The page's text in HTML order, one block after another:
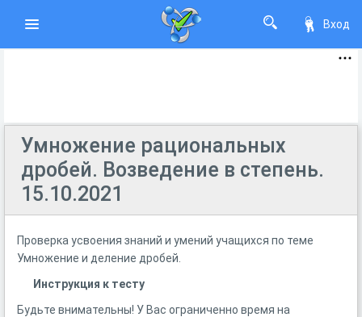
Вход
Умножение рациональных
дробей. Возведение в степень.
15.10.2021
Проверка усвоения знаний и умений учащихся по теме
Умножение и деление дробей.
Инструкция к тесту
Будьте внимательны! У Вас ограниченно время на